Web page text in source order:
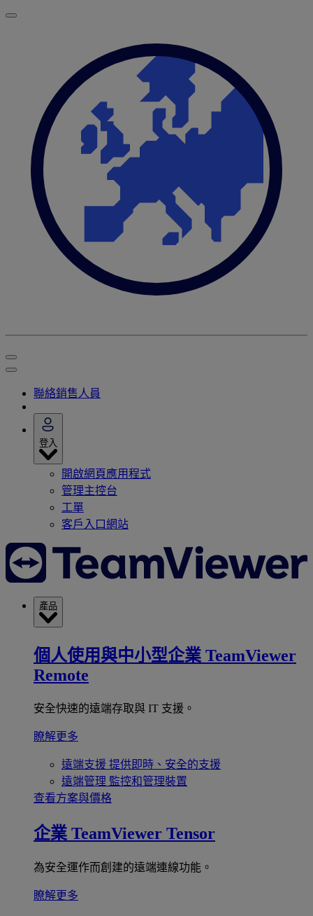
聯絡銷售人員
登入
開啟網頁應用程式
管理主控台
工單
客戶入口網站
產品
個人使用與中小型企業 TeamViewer
Remote
安全快速的遠端存取與 IT 支援。
瞭解更多
遠端支援 提供即時、安全的支援
遠端管理 監控和管理裝置
查看方案與價格
企業 TeamViewer Tensor
為安全運作而創建的遠端連線功能。
瞭解更多